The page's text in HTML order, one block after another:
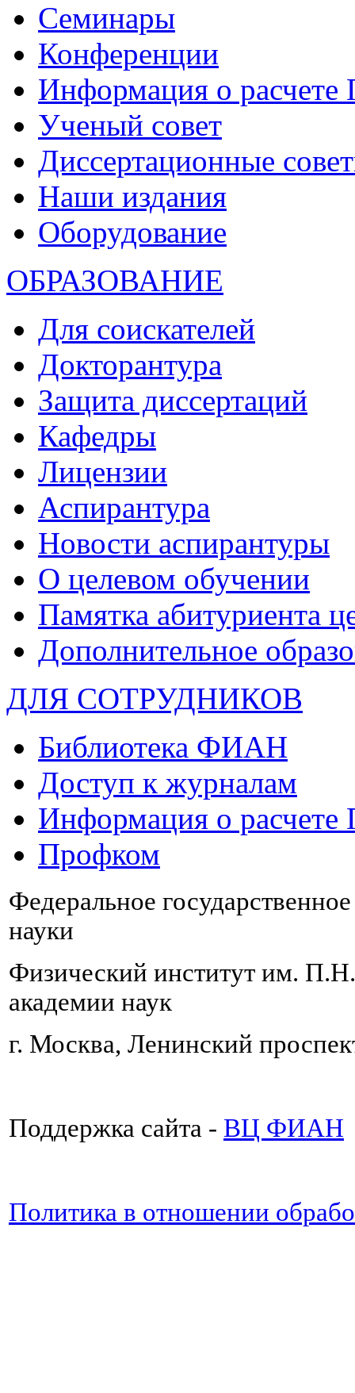
Семинары
Конференции
Информация о
Ученый совет
Диссертационные
Наши издания
Оборудование
ОБРАЗОВАНИЕ
Для соискателей
Докторантура
Защита диссертаций
Кафедры
Лицензии
Аспирантура
Новости аспирантуры
О целевом обучении
Памятка абитуриента
Дополнительное
ДЛЯ СОТРУДНИКОВ
Библиотека ФИАН
Доступ к журналам
Информация о
Профком
Федеральное
науки
Физический институт им.
академии наук
г. Москва, Ленинский
Поддержка сайта - ВЦ ФИАН
Политика в отношении